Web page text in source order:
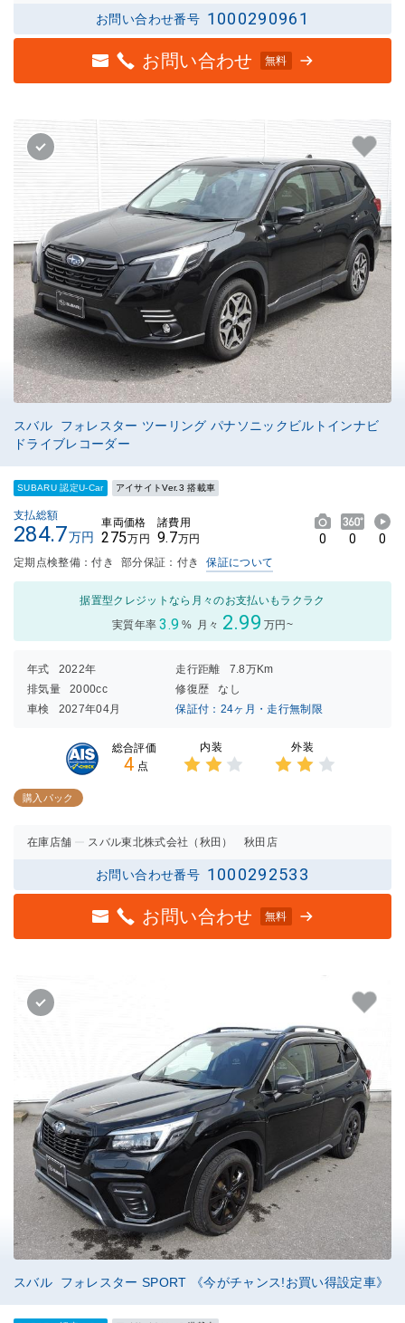
お問い合わせ番号 1000290961
お問い合わせ 無料
スバル フォレスター ツーリング パナソニックビルトインナビ
ドライブレコーダー
SUBARU 認定U-Car アイサイトVer.3 搭載車
支払総額
284.7万円
車両価格
275万円
諸費用
9.7万円 0 0 0
定期点検整備：付き 部分保証：付き 保証について
据置型クレジットなら月々のお支払いもラクラク
実質年率 3.9 % 月々 2.99 万円~
年式 2022年 走行距離
7.8万Km
排気量
2000cc 修復歴
なし
車検
2027年04月 保証付：24ヶ月・走行無制限
総合評価
4 点
内装 外装
購入パック
在庫店舗 スバル東北株式会社（秋田） 秋田店
お問い合わせ番号 1000292533
お問い合わせ 無料
スバル フォレスター SPORT 《今がチャンス!お買い得設定車》